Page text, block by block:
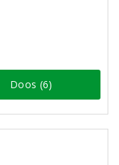
Doos (6)